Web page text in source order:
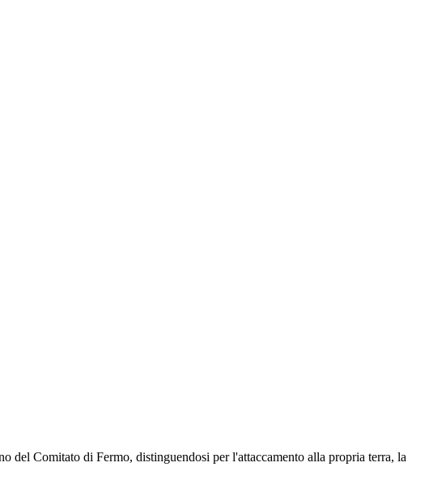
Comitato di Fermo, distinguendosi per l'attaccamento alla propria terra, la